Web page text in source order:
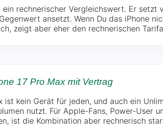
rechnerischer Vergleichswert. Er setzt
ansetzt. Wenn Du das iPhone
zeigt aber eher den rechnerischen
17 Pro Max mit Vertrag
ist kein Gerät für jeden, und auch ein
nutzt. Für Apple-Fans, Power-User
ist die Kombination aber rechnerisch